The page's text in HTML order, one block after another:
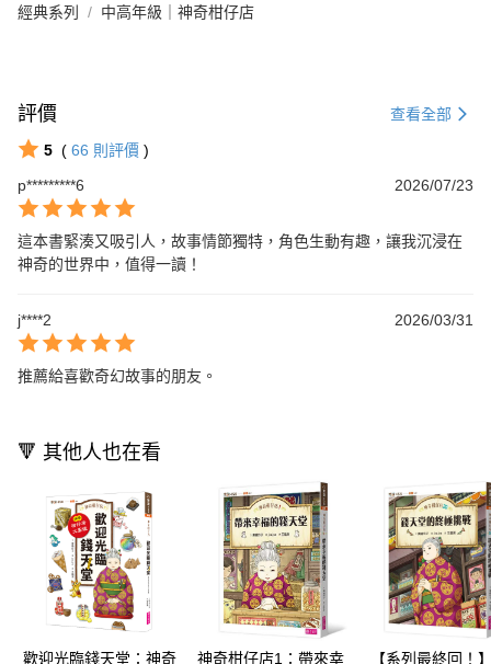
經典系列 中高年級｜神奇柑仔店
評價 查看全部
5 ( 66 則評價 )
p*********6
2026/07/23
這本書緊湊又吸引人，故事情節獨特，角色生動有趣，讓我沉浸在
神奇的世界中，值得一讀！
j****2 2026/03/31
推薦給喜歡奇幻故事的朋友。
🔻 其他人也在看
歡迎光臨錢天堂：神奇 神奇柑仔店1：帶來幸 【系列最終回！